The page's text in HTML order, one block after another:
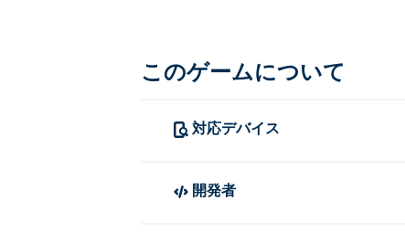
このゲームについて
対応デバイス
開発者